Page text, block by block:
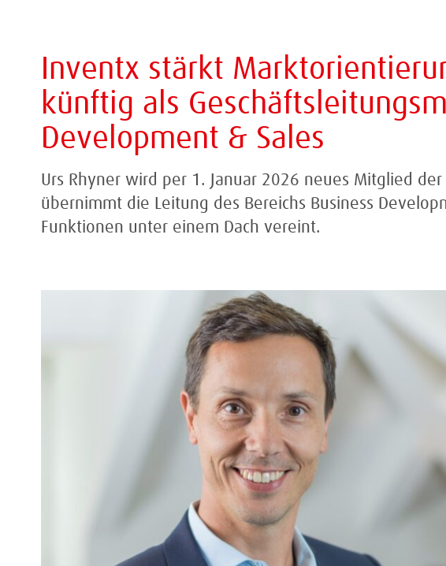
Inventx stärkt
künftig als
Development & Sales
Urs Rhyner wird per 1. Januar 2026 neues Mitglied
übernimmt die Leitung des Bereichs Business
Funktionen unter einem Dach vereint.